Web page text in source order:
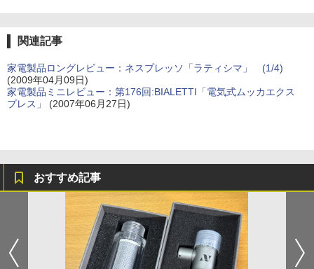
関連記事
家電製品ロングレビュー：ネスプレッソ「ラティシマ」 (1/4)
(2009年04月09日)
家電製品ミニレビュー：第176回:BIALETTI「電気式ムッカエクス
プレス」
(2007年06月27日)
おすすめ記事